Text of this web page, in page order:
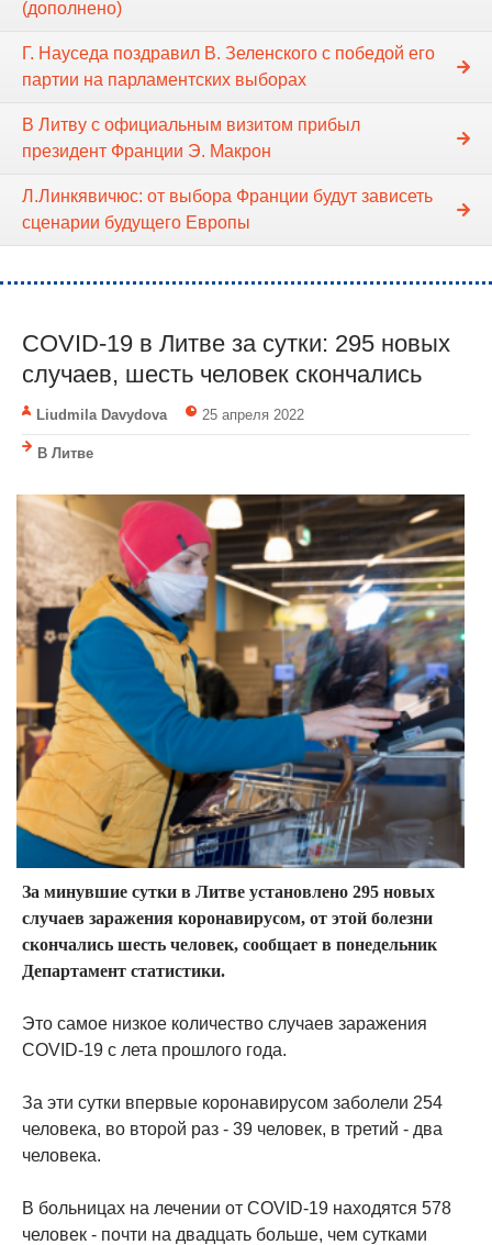
(дополнено)
Г. Науседа поздравил В. Зеленского с победой его
партии на парламентских выборах
В Литву с официальным визитом прибыл
президент Франции Э. Макрон
Л.Линкявичюс: от выбора Франции будут зависеть
сценарии будущего Европы
COVID-19 в Литве за сутки: 295 новых
случаев, шесть человек скончались
Liudmila Davydova 25 апреля 2022
В Литве
За минувшие сутки в Литве установлено 295 новых
случаев заражения коронавирусом, от этой болезни
скончались шесть человек, сообщает в понедельник
Департамент статистики.
Это самое низкое количество случаев заражения
COVID-19 с лета прошлого года.
За эти сутки впервые коронавирусом заболели 254
человека, во второй раз - 39 человек, в третий - два
человека.
В больницах на лечении от COVID-19 находятся 578
человек - почти на двадцать больше, чем сутками